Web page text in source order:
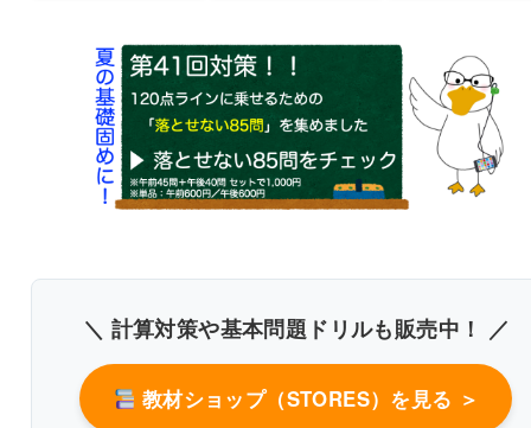
2時間安静にしているときのエネルギー消費量
それを5倍にすれば良い
＼ 計算対策や基本問題ドリルも販売中！ ／
教材ショップ（STORES）を見る ＞